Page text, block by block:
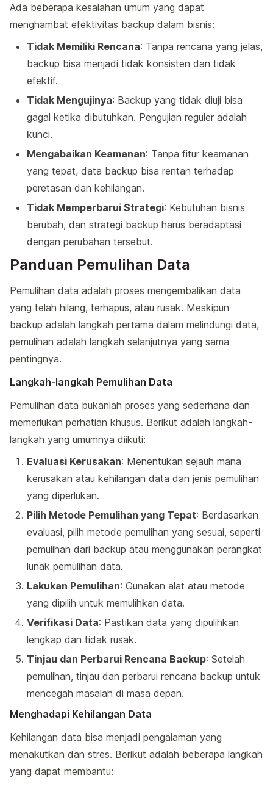
Ada beberapa kesalahan umum yang dapat
menghambat efektivitas backup dalam bisnis:
Tidak Memiliki Rencana: Tanpa rencana yang jelas,
backup bisa menjadi tidak konsisten dan tidak
efektif.
Tidak Mengujinya: Backup yang tidak diuji bisa
gagal ketika dibutuhkan. Pengujian reguler adalah
kunci.
Mengabaikan Keamanan: Tanpa fitur keamanan
yang tepat, data backup bisa rentan terhadap
peretasan dan kehilangan.
Tidak Memperbarui Strategi: Kebutuhan bisnis
berubah, dan strategi backup harus beradaptasi
dengan perubahan tersebut.
Panduan Pemulihan Data
Pemulihan data adalah proses mengembalikan data
yang telah hilang, terhapus, atau rusak. Meskipun
backup adalah langkah pertama dalam melindungi data,
pemulihan adalah langkah selanjutnya yang sama
pentingnya.
Langkah-langkah Pemulihan Data
Pemulihan data bukanlah proses yang sederhana dan
memerlukan perhatian khusus. Berikut adalah langkah-
langkah yang umumnya diikuti:
Evaluasi Kerusakan: Menentukan sejauh mana
kerusakan atau kehilangan data dan jenis pemulihan
yang diperlukan.
Pilih Metode Pemulihan yang Tepat: Berdasarkan
evaluasi, pilih metode pemulihan yang sesuai, seperti
pemulihan dari backup atau menggunakan perangkat
lunak pemulihan data.
Lakukan Pemulihan: Gunakan alat atau metode
yang dipilih untuk memulihkan data.
Verifikasi Data: Pastikan data yang dipulihkan
lengkap dan tidak rusak.
Tinjau dan Perbarui Rencana Backup: Setelah
pemulihan, tinjau dan perbarui rencana backup untuk
mencegah masalah di masa depan.
Menghadapi Kehilangan Data
Kehilangan data bisa menjadi pengalaman yang
menakutkan dan stres. Berikut adalah beberapa langkah
yang dapat membantu: